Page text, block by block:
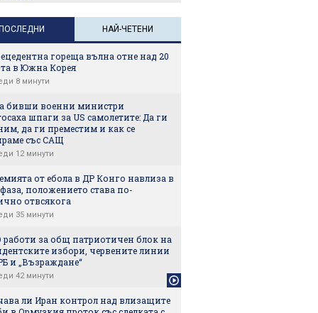
НАЙ-ЧЕТЕНИ
гореща вълна отне над 20
в Южна Корея
8 минути
бивши военни министри
шпаги за US самолетите: Да ги
да ги преместим и как се
със САЩ
12 минути
от ебола в ДР Конго навлиза в
положението става по-
отвсякога
35 минути
за общ патриотичен блок на
избори, червените линии
и „Възраждане“
42 минути
ли Иран контрол над влизащите